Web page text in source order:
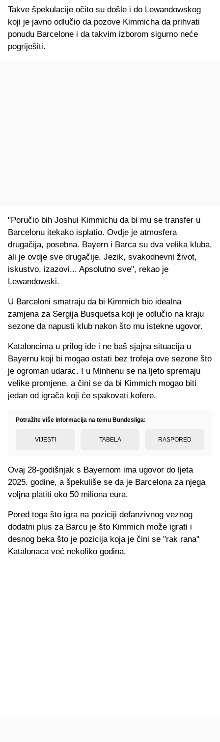
Takve špekulacije očito su došle i do Lewandowskog
koji je javno odlučio da pozove Kimmicha da prihvati
ponudu Barcelone i da takvim izborom sigurno neće
pogriješiti.
"Poručio bih Joshui Kimmichu da bi mu se transfer u
Barcelonu itekako isplatio. Ovdje je atmosfera
drugačija, posebna. Bayern i Barca su dva velika kluba,
ali je ovdje sve drugačije. Jezik, svakodnevni život,
iskustvo, izazovi... Apsolutno sve", rekao je
Lewandowski.
U Barceloni smatraju da bi Kimmich bio idealna
zamjena za Sergija Busquetsa koji je odlučio na kraju
sezone da napusti klub nakon što mu istekne ugovor.
Kataloncima u prilog ide i ne baš sjajna situacija u
Bayernu koji bi mogao ostati bez trofeja ove sezone što
je ogroman udarac. I u Minhenu se na ljeto spremaju
velike promjene, a čini se da bi Kimmich mogao biti
jedan od igrača koji će spakovati kofere.
Potražite više informacija na temu Bundesliga:
VIJESTI TABELA RASPORED
Ovaj 28-godišnjak s Bayernom ima ugovor do ljeta
2025. godine, a špekuliše se da je Barcelona za njega
voljna platiti oko 50 miliona eura.
Pored toga što igra na poziciji defanzivnog veznog
dodatni plus za Barcu je što Kimmich može igrati i
desnog beka što je pozicija koja je čini se "rak rana"
Katalonaca već nekoliko godina.